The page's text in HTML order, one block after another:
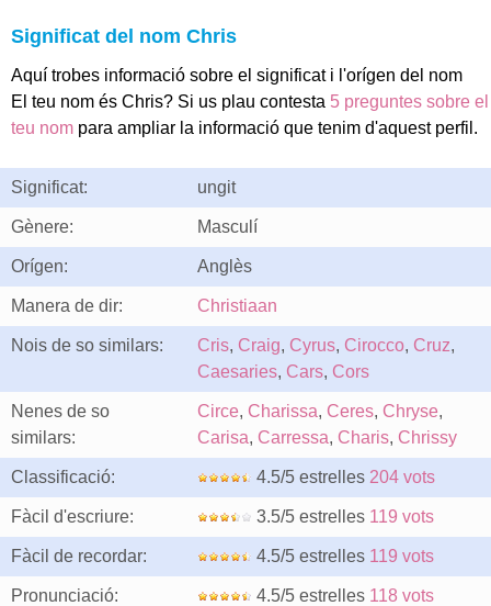
Significat del nom Chris
Aquí trobes informació sobre el significat i l'orígen del nom
El teu nom és Chris? Si us plau contesta 5 preguntes sobre el
teu nom para ampliar la informació que tenim d'aquest perfil.
Significat: ungit
Gènere: Masculí
Orígen: Anglès
Manera de dir: Christiaan
Nois de so similars: Cris, Craig, Cyrus, Cirocco, Cruz,
Caesaries, Cars, Cors
Nenes de so
similars:
Circe, Charissa, Ceres, Chryse,
Carisa, Carressa, Charis, Chrissy
Classificació: 4.5/5 estrelles 204 vots
Fàcil d'escriure: 3.5/5 estrelles 119 vots
Fàcil de recordar: 4.5/5 estrelles 119 vots
Pronunciació: 4.5/5 estrelles 118 vots